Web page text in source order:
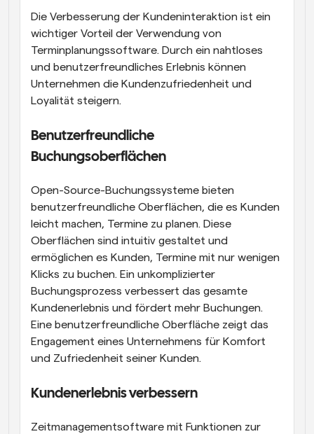
Die Verbesserung der Kundeninteraktion ist ein
wichtiger Vorteil der Verwendung von
Terminplanungssoftware. Durch ein nahtloses
und benutzerfreundliches Erlebnis können
Unternehmen die Kundenzufriedenheit und
Loyalität steigern.
Benutzerfreundliche
Buchungsoberflächen
Open-Source-Buchungssysteme bieten
benutzerfreundliche Oberflächen, die es Kunden
leicht machen, Termine zu planen. Diese
Oberflächen sind intuitiv gestaltet und
ermöglichen es Kunden, Termine mit nur wenigen
Klicks zu buchen. Ein unkomplizierter
Buchungsprozess verbessert das gesamte
Kundenerlebnis und fördert mehr Buchungen.
Eine benutzerfreundliche Oberfläche zeigt das
Engagement eines Unternehmens für Komfort
und Zufriedenheit seiner Kunden.
Kundenerlebnis verbessern
Zeitmanagementsoftware mit Funktionen zur